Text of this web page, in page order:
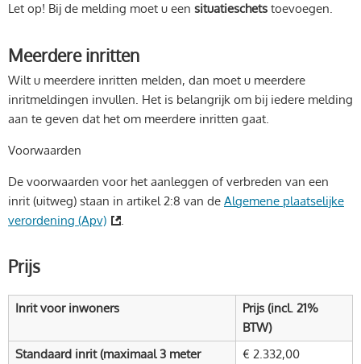
Let op! Bij de melding moet u een situatieschets toevoegen.
Meerdere inritten
Wilt u meerdere inritten melden, dan moet u meerdere
inritmeldingen invullen. Het is belangrijk om bij iedere melding
aan te geven dat het om meerdere inritten gaat.
Voorwaarden
De voorwaarden voor het aanleggen of verbreden van een
inrit (uitweg) staan in artikel 2:8 van de Algemene plaatselijke
verordening (Apv)
.
Prijs
Inrit voor inwoners
Prijs (incl. 21%
BTW)
Standaard inrit (maximaal 3 meter
€ 2.332,00